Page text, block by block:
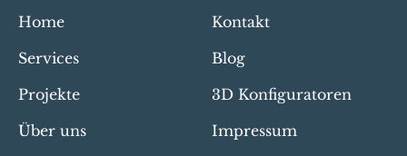
Home
Services
Projekte
Über uns
Kontakt
Blog
3D Konfiguratoren
Impressum